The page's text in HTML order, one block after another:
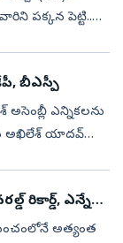
పక్కన పెట్టి..
బీఎస్పీ
ఎన్నికలను
అఖిలేశ్ యాదవ్
రికార్డ్‌, ఎన్నేళ్ల